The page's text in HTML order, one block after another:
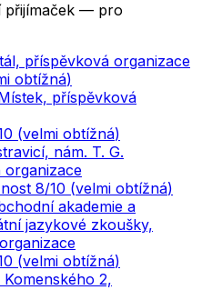
přijímaček — pro
příspěvková organizace
obtížná)
příspěvková
(velmi obtížná)
nám. T. G.
organizace
8/10 (velmi obtížná)
akademie a
jazykové zkoušky,
(velmi obtížná)
2,